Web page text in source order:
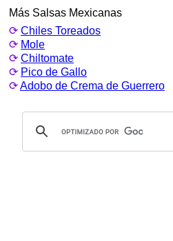
Más Salsas Mexicanas
⟳ Chiles Toreados
⟳ Mole
⟳ Chiltomate
⟳ Pico de Gallo
⟳Adobo de Crema de Guerrero